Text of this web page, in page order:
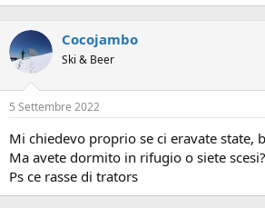
a
t
i
o
:
Cocojambo
Ski & Beer
5 Settembre 2022
Mi chiedevo proprio se ci eravate state,
Ma avete dormito in rifugio o siete scesi?
Ps ce rasse di trators